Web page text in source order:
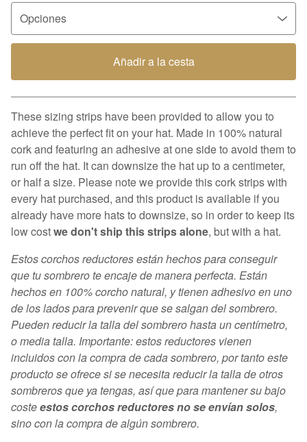
Añadir a la cesta
Ver carrito
These sizing strips have been provided to allow you to
achieve the perfect fit on your hat. Made in 100% natural
cork and featuring an adhesive at one side to avoid them to
run off the hat. It can downsize the hat up to a centimeter,
or half a size. Please note we provide this cork strips with
every hat purchased, and this product is available if you
already have more hats to downsize, so in order to keep its
low costwe don't ship this strips alone, but with a hat.
Estos corchos reductores están hechos para conseguir
que tu sombrero te encaje de manera perfecta. Están
hechos en 100% corcho natural, y tienen adhesivo en uno
de los lados para prevenir que se salgan del sombrero.
Pueden reducir la talla del sombrero hasta un centímetro,
o media talla. Importante: estos reductores vienen
incluidos con la compra de cada sombrero, por tanto este
producto se ofrece si se necesita reducir la talla de otros
sombreros que ya tengas, así que para mantener su bajo
costeestos corchos reductores no se envían solos,
sino con la compra de algún sombrero.